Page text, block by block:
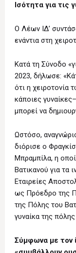
Ισότητα για τις
Ο Λέων ΙΔ’
ενάντια στη
Κατά τη Σύνοδο
2023, δήλωσε:
ότι η χειροτονία
κάποιες
μπορεί να
Ωστόσο,
διόρισε ο
Μπραμπίλα, η
Βατικανού για τα
Εταιρείες
ως Πρόεδρο της
της Πόλης του
γυναίκα της
Σύμφωνα με τον